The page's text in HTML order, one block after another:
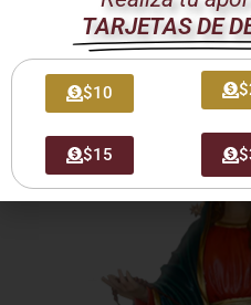
Teléfono:04-2598870 – ext:
TARJETAS DE
$10
$15